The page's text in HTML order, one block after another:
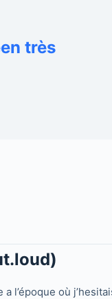
très
a l’époque où